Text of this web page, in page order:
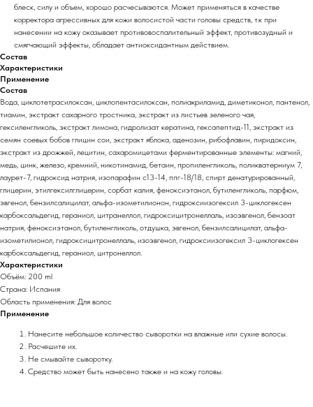
блеск, силу и объем, хорошо расчесываются. Может применяться в качестве
корректора агрессивных для кожи волосистой части головы средств, т.к при
нанесении на кожу оказывает противовоспалительный эффект, противозудный и
смягчающий эффекты, обладает антиоксидантным действием.
Состав
Характеристики
Применение
Состав
Вода, циклотетрасилоксан, циклопентасилоксан, полиакриламид, диметиконол, пантенол,
тиамин, экстракт сахарного тростника, экстракт из листьев зеленого чая,
гексиленгликоль, экстракт лимона, гидролизат кератина, гексапептид-11, экстракт из
семян соевых бобов глицин сои, экстракт яблока, аденозин, рибофлавин, пиридоксин,
экстракт из дрожжей, лецитин, сахаромицетами ферментированные элементы: магний,
медь, цинк, железо, кремний, никотинамид, бетаин, пропиленгликоль, поликватерниум 7,
лаурет-7, гидроксид натрия, изопарафин c13-14, ппг-18/18, спирт денатурированный,
глицерин, этилгексилглицерин, сорбат калия, феноксиэтанол, бутиленгликоль, парфюм,
эвгенол, бензилсалицилат, альфа-изометилионон, гидроксиизогексил 3-циклогексен
карбоксальдегид, гераниол, цитранеллол, гидроксицитронеллаль, изоэвгенол, бензоат
натрия, феноксиэтанол, бутиленгликоль, отдушка, эвгенол, бензилсалицилат, альфа-
изометилионол, гидроксицитронеллаль, изоэвгенол, гидроксиизогексил 3-циклогексен
карбоксальдегид, гераниол, цитронеллол.
Характеристики
Объём: 200 ml
Страна: Испания
Область применения: Для волос
Применение
Нанесите небольшое количество сыворотки на влажные или сухие волосы.
Расчешите их.
Не смывайте сыворотку.
Средство может быть нанесено также и на кожу головы.